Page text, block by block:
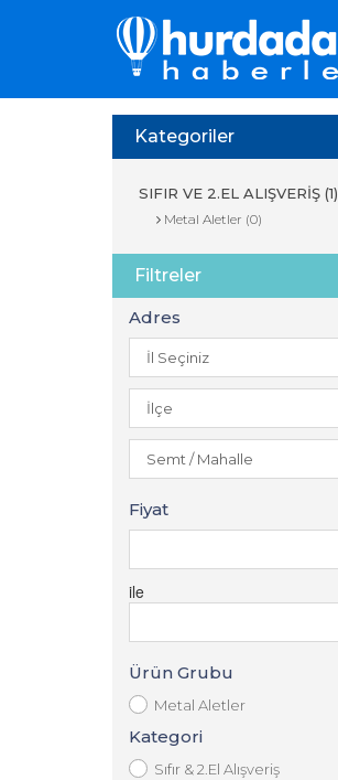
Kategoriler
SIFIR VE 2.EL ALIŞVERİŞ (1)
Metal Aletler (0)
Filtreler
Adres
Fiyat
ile
Ürün Grubu
Metal Aletler
Kategori
Sıfır & 2.El Alışveriş